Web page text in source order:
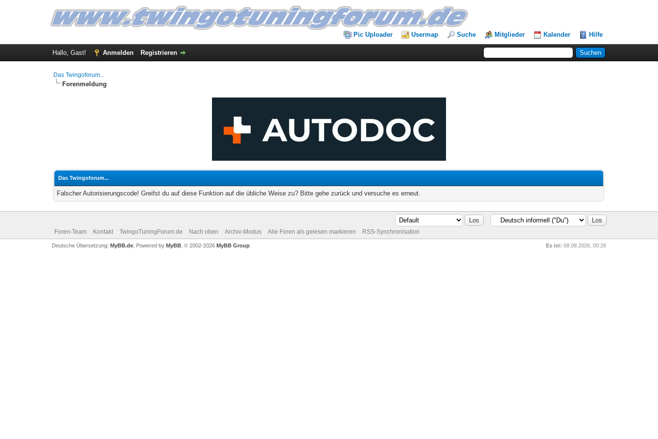
Pic Uploader Usermap Suche Mitglieder Kalender Hilfe
Hallo, Gast! Anmelden Registrieren
Das Twingoforum...
Forenmeldung
Das Twingoforum...
Falscher Autorisierungscode! Greifst du auf diese Funktion auf die übliche Weise zu? Bitte gehe zurück und versuche es erneut.
Foren-Team Kontakt TwingoTuningForum.de Nach oben Archiv-Modus Alle Foren als gelesen markieren RSS-Synchronisation
Es ist: 08.08.2026, 00:26
Deutsche Übersetzung: MyBB.de, Powered by MyBB, © 2002-2026 MyBB Group.